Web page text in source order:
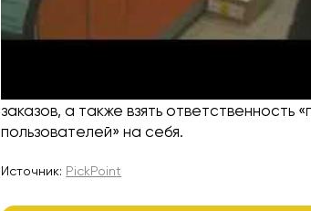
Восстановление работы займёт время,
специалистов на точках. Сейчас в
заказов, а также взять
пользователей» на себя.
Источник: PickPoint